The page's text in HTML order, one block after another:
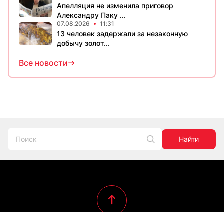
Апелляция не изменила приговор
Александру Паку ...
07.08.2026 11:31
13 человек задержали за незаконную
добычу золот...
Все новости
Найти